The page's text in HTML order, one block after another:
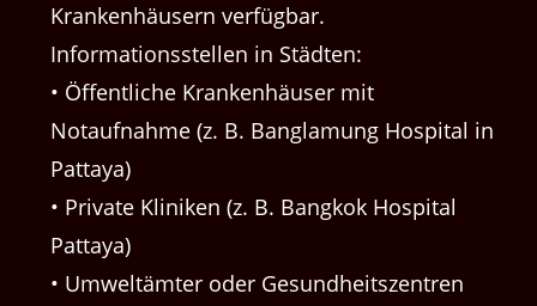
Krankenhäusern verfügbar.
Informationsstellen in Städten:
• Öffentliche Krankenhäuser mit
Notaufnahme (z. B. Banglamung Hospital in
Pattaya)
• Private Kliniken (z. B. Bangkok Hospital
Pattaya)
• Umweltämter oder Gesundheitszentren